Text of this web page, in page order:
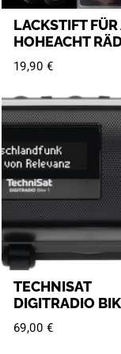
LACKSTIFT
HOHEACHT
19,90 €
TECHNISAT
DIGITRADIO
69,00 €